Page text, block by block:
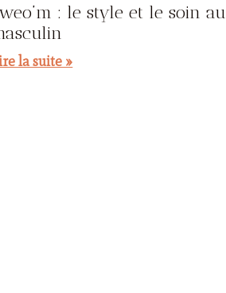
: le style et le soin au
la suite »